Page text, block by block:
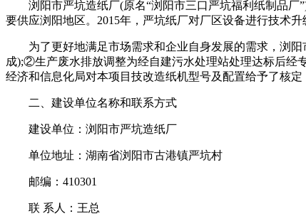
浏阳市严坑造纸厂(原名“浏阳市三口严坑福利纸制品厂”)
要供应浏阳地区。2015年，严坑纸厂对厂区设备进行技术
为了更好地满足市场需求和企业自身发展的需求，浏阳
成);②生产废水排放调整为经自建污水处理站处理达标后经
经济和信息化局对本项目技改造纸机型号及配置给予了核定
二、建设单位名称和联系方式
建设单位：浏阳市严坑造纸厂
单位地址：湖南省浏阳市古港镇严坑村
邮编：410301
联 系人：王总